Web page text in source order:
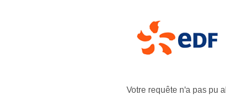
Votre requête n'a pas pu